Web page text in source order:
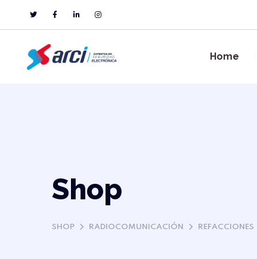
Home
Shop
SHOP RADIOCOMUNICACIÓN REFACCIONES